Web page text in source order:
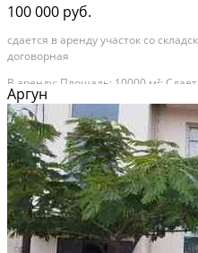
100 000 руб.
сдается в аренду участок со
договорная
В аренду; Площадь: 10000 м²;
Аргун